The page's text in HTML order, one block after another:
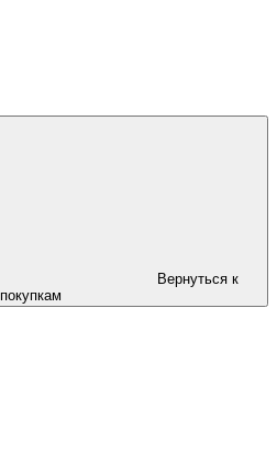
Вернуться к
покупкам